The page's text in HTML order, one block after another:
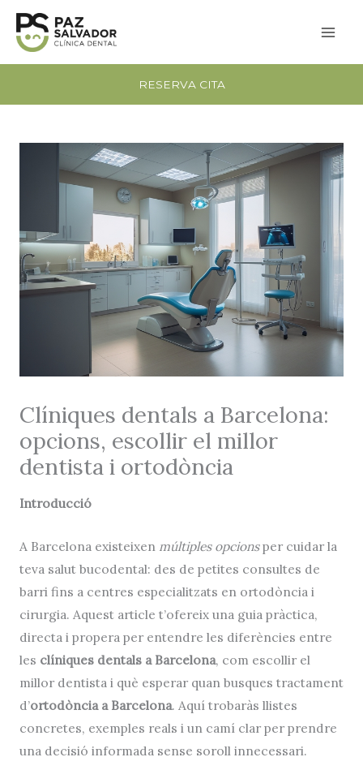
Vés
contingut
RESERVA CITA
Clíniques dentals a Barcelona:
opcions, escollir el millor
dentista i ortodòncia
Introducció
A Barcelona existeixen múltiples opcionsper cuidar la
teva salut bucodental: des de petites consultes de
barri fins a centres especialitzats en ortodòncia i
cirurgia. Aquest article t’ofereix una guia pràctica,
directa i propera per entendre les diferències entre
les clíniques dentals a Barcelona, com escollir el
millor dentista i què esperar quan busques tractament
d’ortodòncia a Barcelona. Aquí trobaràs llistes
concretes, exemples reals i un camí clar per prendre
una decisió informada sense soroll innecessari.